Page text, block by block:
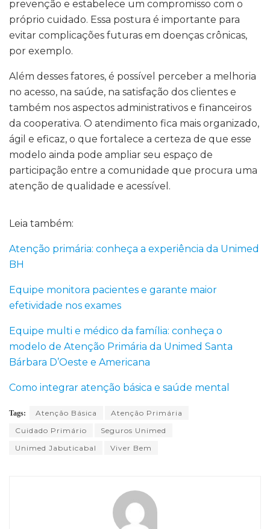
prevenção e estabelece um compromisso com o
próprio cuidado. Essa postura é importante para
evitar complicações futuras em doenças crônicas,
por exemplo.
Além desses fatores, é possível perceber a melhoria
no acesso, na saúde, na satisfação dos clientes e
também nos aspectos administrativos e financeiros
da cooperativa. O atendimento fica mais organizado,
ágil e eficaz, o que fortalece a certeza de que esse
modelo ainda pode ampliar seu espaço de
participação entre a comunidade que procura uma
atenção de qualidade e acessível.
Leia também:
Atenção primária: conheça a experiência da Unimed
BH
Equipe monitora pacientes e garante maior
efetividade nos exames
Equipe multi e médico da família: conheça o
modelo de Atenção Primária da Unimed Santa
Bárbara D’Oeste e Americana
Como integrar atenção básica e saúde mental
Tags: Atenção Básica
Atenção Primária
Cuidado Primário
Seguros Unimed
Unimed Jabuticabal
Viver Bem